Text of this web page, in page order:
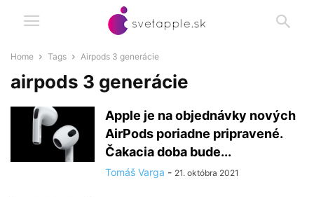
Home Tags Airpods 3 generácie
airpods 3 generácie
Apple je na objednávky nových
AirPods poriadne pripravené.
Čakacia doba bude...
Tomáš Varga - 21. októbra 2021